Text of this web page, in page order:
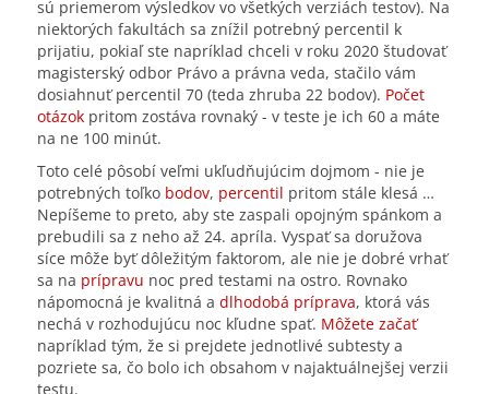
sú priemerom výsledkov vo všetkých verziách testov). Na
niektorých fakultách sa znížil potrebný percentil k
prijatiu, pokiaľ ste napríklad chceli v roku 2020 študovať
magisterský odbor Právo a právna veda, stačilo vám
dosiahnuť percentil 70 (teda zhruba 22 bodov). Počet
otázokpritom zostáva rovnaký - v teste je ich 60 a máte
na ne 100 minút.
Toto celé pôsobí veľmi ukľudňujúcim dojmom - nie je
potrebných toľko bodov, percentil pritom stále klesá …
Nepíšeme to preto, aby ste zaspali opojným spánkom a
prebudili sa z neho až 24. apríla. Vyspať sa doružova
síce môže byť dôležitým faktorom, ale nie je dobré vrhať
sa na prípravu noc pred testami na ostro. Rovnako
nápomocná je kvalitná a dlhodobá príprava, ktorá vás
nechá v rozhodujúcu noc kľudne spať. Môžete začať
napríklad tým, že si prejdete jednotlivé subtesty a
pozriete sa, čo bolo ich obsahom v najaktuálnejšej verzii
testu.